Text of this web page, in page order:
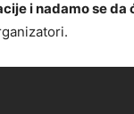
i nadamo se